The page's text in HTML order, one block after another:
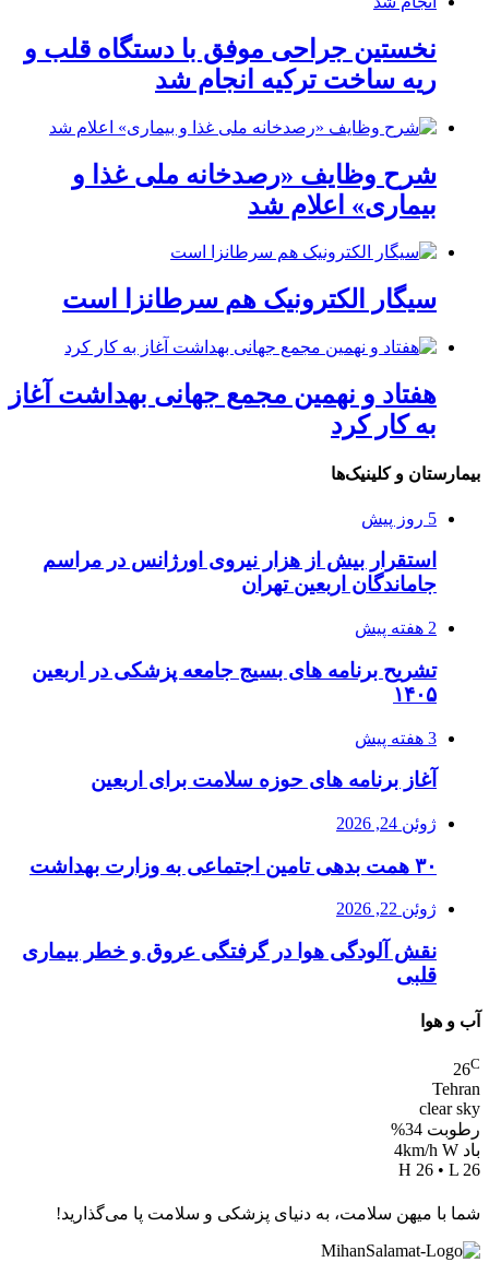
نخستین جراحی موفق با دستگاه قلب و
ریه ساخت ترکیه انجام شد
شرح وظایف «رصدخانه ملی غذا و
بیماری» اعلام شد
سیگار الکترونیک هم سرطانزا است
هفتاد و نهمین مجمع جهانی بهداشت آغاز
به کار کرد
بیمارستان و کلینیک‌ها
5 روز پیش
استقرار بیش از هزار نیروی اورژانس در مراسم
جاماندگان اربعین تهران
2 هفته پیش
تشریح برنامه های بسیج جامعه پزشکی در اربعین
۱۴۰۵
3 هفته پیش
آغاز برنامه های حوزه سلامت برای اربعین
ژوئن 24, 2026
۳۰ همت بدهی تامین اجتماعی به وزارت بهداشت
ژوئن 22, 2026
نقش آلودگی هوا در گرفتگی عروق و خطر بیماری
قلبی
آب و هوا
26C
Tehran
clear sky
رطوبت 34%
باد 4km/h W
H 26 • L 26
شما با میهن سلامت، به دنیای پزشکی و سلامت پا می‌گذارید!